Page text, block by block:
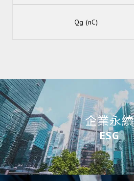
Qg (nC)
企業永續
ESG